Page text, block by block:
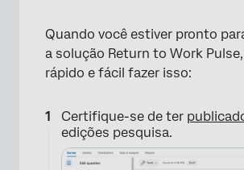
Quando você estiver pronto
a solução Return to Work
rápido e fácil fazer isso:
Certifique-se de ter
edições pesquisa.